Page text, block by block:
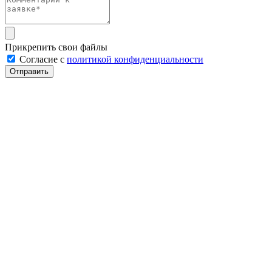
Прикрепить свои файлы
Cогласие с политикой конфиденциальности
Отправить